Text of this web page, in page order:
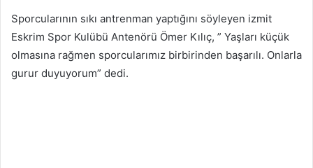
Sporcularının sıkı antrenman yaptığını söyleyen izmit
Eskrim Spor Kulübü Antenörü Ömer Kılıç, ” Yaşları küçük
olmasına rağmen sporcularımız birbirinden başarılı. Onlarla
gurur duyuyorum” dedi.